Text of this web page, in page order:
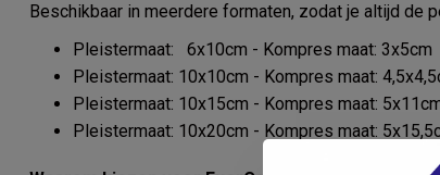
Beschikbaar in meerdere formaten, zodat je altijd de
Pleistermaat: 6x10cm - Kompres maat: 3x5cm
Pleistermaat: 10x10cm - Kompres maat:
Pleistermaat: 10x15cm - Kompres maat:
Pleistermaat: 10x20cm - Kompres maat: